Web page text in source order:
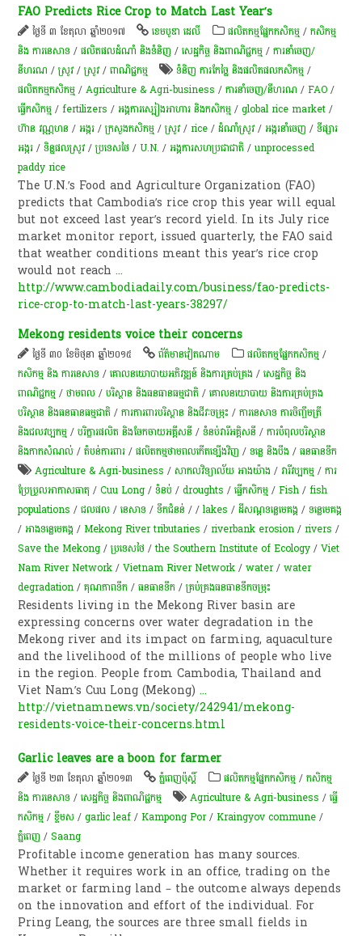
FAO Predicts Rice Crop to Match Last Year’s
ថ្ងៃទី ៣ ខែតុលា ឆ្នាំ២០១៧ ខេមបូឌា ដេលី ​ផលិតកម្ម​ផ្នែក​កសិកម្ម​ /កសិកម្ម​
និង​ ការ​នេ​សាទ​ /ផលិតផលដំណាំ និងទំនិញ /សេដ្ឋកិច្ច និងពាណិជ្ជកម្ម /ការនាំចេញ/
នីហរណ /​ស្រូវ​ /​ស្រូវ​ /ពាណិជ្ជកម្ម ទំនិញ ការកែច្នៃ និងផលិតផលកសិកម្ម /
ផលិតកម្ម​កសិកម្ម​ /Agriculture & Agri-business /ការនាំចេញ/នីហរណ /FAO /
ធ្វើកសិកម្ម /fertilizers /អង្គការ​ស្បៀង​អាហារ និង​កសិកម្ម​ /global rice market /
ហ៊ាន វណ្ណហន /​អង្ករ /ក្រសួងកសិកម្ម /ស្រូវ /rice /ដំណាំស្រូវ /​អង្ករ​នាំចេញ​​ /ទីផ្សារ
អង្ករ /ទិន្នផលស្រូវ /ប្រទេសថៃ /U.N. /អង្គការសហប្រជាជាតិ /unprocessed
paddy rice
The U.N.’s Food and Agriculture Organization (FAO)
predicts that Cambodia’s rice crop this year will equal
but not exceed last year’s record yield. In its July rice
market monitor report, issued quarterly, the FAO said
that weather conditions meant this year’s rice crop
would not reach...
http://www.cambodiadaily.com/business/fao-predicts-
rice-crop-to-match-last-years-38297/
Mekong residents voice their concerns
ថ្ងៃទី ៣០ ខែមិថុនា ឆ្នាំ២០១៥ ព័ត៌មាន​វៀតណាម ​ផលិតកម្ម​ផ្នែក​កសិកម្ម​ /
កសិកម្ម​ និង​ ការ​នេ​សាទ​ /គោលនយោបាយ​អភិវឌ្ឍន៍​ និង​ការ​គ្រប់គ្រង​ /សេដ្ឋកិច្ច និង
ពាណិជ្ជកម្ម /ថាមពល /បរិស្ថាន និងធនធានធម្មជាតិ /គោលនយោបាយ និងការគ្រប់គ្រង
បរិស្ថាន និងធនធានធម្មជាតិ /ការការពារបរិស្ថាន និងជីវៈចម្រុះ /ការនេសាទ ការចិញ្ចឹមត្រី
និងជលវប្បកម្ម /បរិក្ខារផលិត និងចែកចាយអគ្គីសនី /ទំនប់​វា​រី​អគ្គិសនី​ /ការបំពុលបរិស្ថាន
និងកាកសំណល់ /តំបន់​ការពារ /ផលិតកម្មថាមពលកើតឡើងវិញ /ទន្លេ និងបឹង /​ធនធាន​ទឹក​
Agriculture & Agri-business /សាកលវិទ្យាល័យ​ អាងយ៉ាង /វារីវប្បកម្ម /ការ
ប្រែប្រួលអាកាសធាតុ /Cuu Long /ទំនប់ /droughts /ធ្វើកសិកម្ម /Fish /fish
populations /ជលផល /នេសាទ /ទឹកជំនន់ //lakes /ដីសណ្តទន្លេមេគង្គ /ទន្លេមេគង្គ
/អាងទន្លេមេគង្គ /Mekong River tributaries /riverbank erosion /rivers /
Save the Mekong /ប្រទេសថៃ /the Southern Institute of Ecology /Viet
Nam River Network /Vietnam River Network /water/water
degradation /គុណភាពទឹក /​ធនធាន​ទឹក​ /គ្រប់គ្រង​ធនធានទឹក​ចម្រុះ​
Residents living in the Mekong River basin are
expressing concerns over water degradation in the
Mekong river and its impact on farming, aquaculture
and the livelihood of the millions of people who live
in the region. People from Cambodia, Thailand and
Viet Nam’s Cuu Long (Mekong)...
http://vietnamnews.vn/society/242941/mekong-
residents-voice-their-concerns.html
Garlic leaves are a boon for farmer
ថ្ងៃទី ២៣ ខែតុលា ឆ្នាំ២០១៣ ភ្នំពេញប៉ុស្តិ៍ ​ផលិតកម្ម​ផ្នែក​កសិកម្ម​ /កសិកម្ម​
និង​ ការ​នេ​សាទ​ /សេដ្ឋកិច្ច និងពាណិជ្ជកម្ម Agriculture & Agri-business /ធ្វើ
កសិកម្ម /ខ្ទឹមស /garlic leaf /Kampong Por/Kraingyov commune /
ភ្នំពេញ /Saang
Profitable income generation has many sources.
Whether it requires work in an office, trading on the
market or farming land – the outcome always depends
on the innovation and effort of the individual. For
Pring Leang, the sources are three small fields in